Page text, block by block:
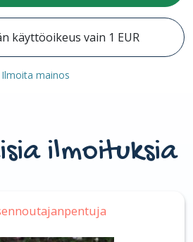
käyttöoikeus vain 1 EUR
Ilmoita mainos
ilmoituksia